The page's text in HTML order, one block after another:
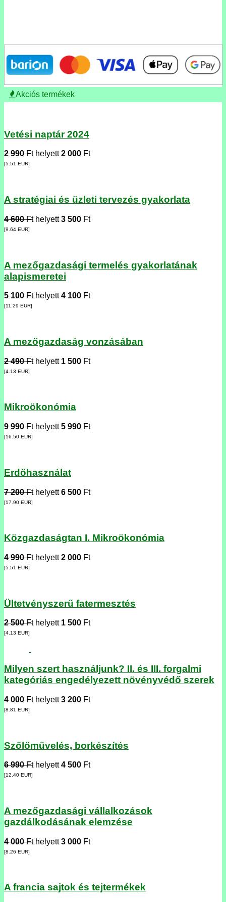
Akciós termékek
Vetési naptár 2024
2 990 Fthelyett2 000 Ft
[5.51 EUR]
A stratégiai és üzleti tervezés gyakorlata
4 600 Fthelyett3 500 Ft
[9.64 EUR]
A mezőgazdasági termelés gyakorlatának
alapismeretei
5 100 Fthelyett4 100 Ft
[11.29 EUR]
A mezőgazdaság vonzásában
2 490 Fthelyett 1 500 Ft
[4.13 EUR]
Mikroökonómia
9 990 Fthelyett5 990 Ft
[16.50 EUR]
Erdőhasználat
7 200 Fthelyett6 500 Ft
[17.90 EUR]
Közgazdaságtan I. Mikroökonómia
4 990 Fthelyett2 000 Ft
[5.51 EUR]
Ültetvényszerű fatermesztés
2 500 Fthelyett 1 500 Ft
[4.13 EUR]
Milyen szert használjunk? II. és III. forgalmi
kategóriás engedélyezett növényvédő szerek
4 000 Fthelyett3 200 Ft
[8.81 EUR]
Szőlőművelés, borkészítés
6 990 Fthelyett4 500 Ft
[12.40 EUR]
A mezőgazdasági vállalkozások
gazdálkodásának elemzése
4 000 Fthelyett3 000 Ft
[8.26 EUR]
A francia sajtok és tejtermékek